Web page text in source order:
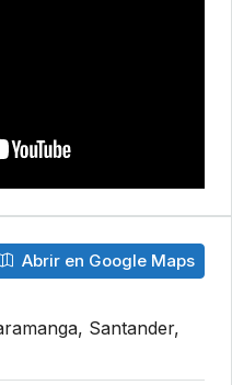
Abrir en Google Maps
Santander,